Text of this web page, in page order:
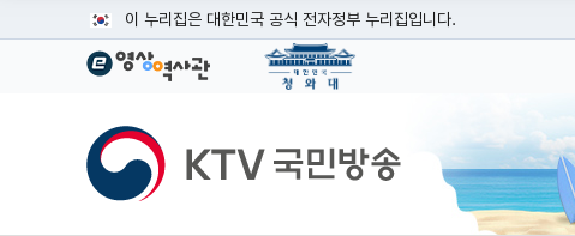
이 누리집은 대한민국 공식 전자정부 누리집입니다.
공식 누리집 주소 확인하기
이밖에 or.kr 또는 .kr등 다른 도메인 주소를 사용하고 있다면 아래
운영중인 공식 누리집보기
KTV국민방송